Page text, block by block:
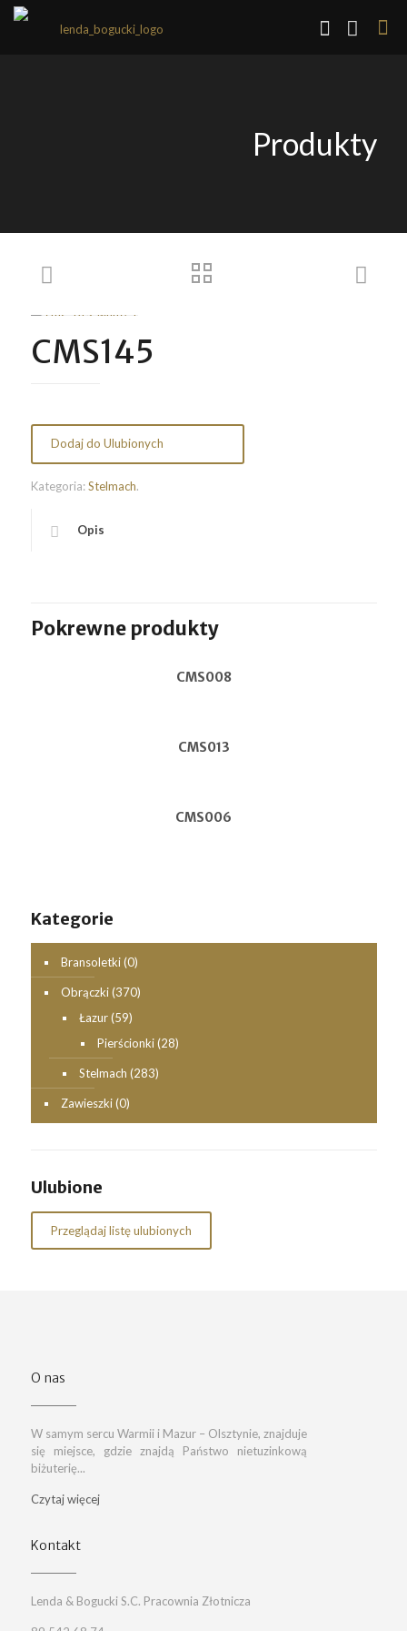
Produkty
CMS145
Dodaj do Ulubionych
Kategoria:Stelmach.
Opis
Pokrewne produkty
CMS008
CMS013
CMS006
Kategorie
Bransoletki (0)
Obrączki (370)
Łazur (59)
Pierścionki (28)
Stelmach (283)
Zawieszki (0)
Ulubione
Przeglądaj listę ulubionych
O nas
W samym sercu Warmii i Mazur – Olsztynie, znajduje
się miejsce, gdzie znajdą Państwo nietuzinkową
biżuterię...
Czytaj więcej
Kontakt
Lenda & Bogucki S.C. Pracownia Złotnicza